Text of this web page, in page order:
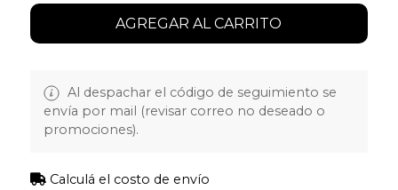
AGREGAR AL CARRITO
Al despachar el código de seguimiento se
envía por mail (revisar correo no deseado o
promociones).
Calculá el costo de envío